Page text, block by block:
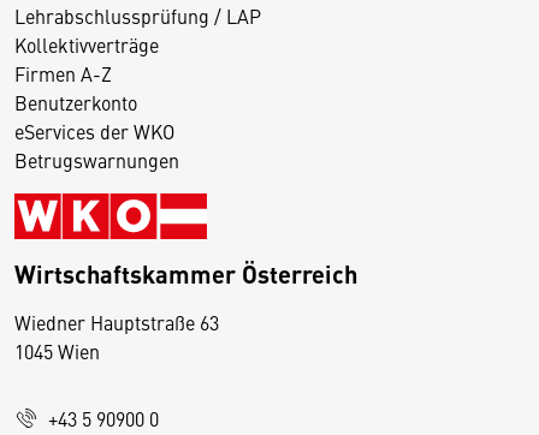
Lehrabschlussprüfung / LAP
Kollektivverträge
Firmen A-Z
Benutzerkonto
eServices der WKO
Betrugswarnungen
Wirtschaftskammer Österreich
Wiedner Hauptstraße 63
1045 Wien
+43 5 90900 0
D
s